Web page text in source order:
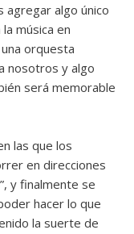
agregar algo único
música en
orquesta
nosotros y algo
será memorable
las que los
en direcciones
y finalmente se
hacer lo que
la suerte de